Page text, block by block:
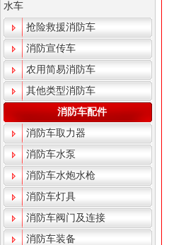
水车
抢险救援消防车
消防宣传车
农用简易消防车
其他类型消防车
消防车配件
消防车取力器
消防车水泵
消防车水炮水枪
消防车灯具
消防车阀门及连接
消防车装备